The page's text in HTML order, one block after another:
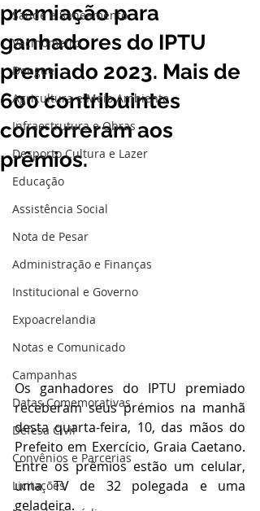
Saúde e Saneamento
Vacinômetro
Dengue
Agricultura e Meio Ambiente
Infraestrutura e Obras
Desporto Cultura e Lazer
Educação
Assistência Social
Nota de Pesar
Administração e Finanças
Institucional e Governo
Expoacrelandia
Notas e Comunicado
Campanhas
Datas Comemorativas
Defesa Civil
Convênios e Parcerias
Licitações
premiação para
ganhadores do IPTU
premiado 2023. Mais de
600 contribuintes
concorreram aos
prêmios.
Os ganhadores do IPTU premiado
receberam seus prémios na manhã
desta quarta-feira, 10, das mãos do
Prefeito em Exercício, Graia Caetano.
Entre os prêmios estão um celular,
uma TV de 32 polegada e uma
geladeira.